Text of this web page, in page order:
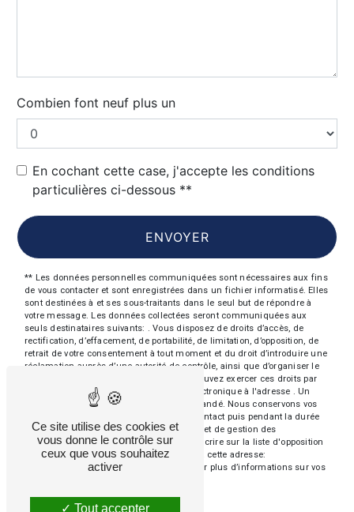
Combien font neuf plus un
En cochant cette case, j'accepte les conditions
particulières ci-dessous **
ENVOYER
** Les données personnelles communiquées sont nécessaires aux fins
de vous contacter et sont enregistrées dans un fichier informatisé. Elles
sont destinées à et ses sous-traitants dans le seul but de répondre à
votre message. Les données collectées seront communiquées aux
seuls destinataires suivants: . Vous disposez de droits d’accès, de
rectification, d’effacement, de portabilité, de limitation, d’opposition, de
retrait de votre consentement à tout moment et du droit d’introduire une
réclamation auprès d’une autorité de contrôle, ainsi que d’organiser le
sort de vos données post-mortem. Vous pouvez exercer ces droits par
voie postale à l'adresse ou par courrier électronique à l'adresse . Un
justificatif d'identité pourra vous être demandé. Nous conservons vos
données pendant la période de prise de contact puis pendant la durée
de prescription légale aux fins probatoires et de gestion des
contentieux. Vous avez le droit de vous inscrire sur la liste d'opposition
au démarchage téléphonique, disponible à cette adresse:
. Consultez le site cnil.fr pour plus d’informations sur vos
Ce site utilise des cookies et
vous donne le contrôle sur
ceux que vous souhaitez
activer
Tout accepter